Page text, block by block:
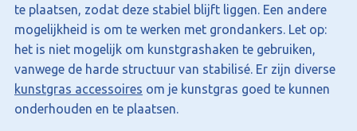
te plaatsen, zodat deze stabiel blijft liggen. Een andere
mogelijkheid is om te werken met grondankers. Let op:
het is niet mogelijk om kunstgrashaken te gebruiken,
vanwege de harde structuur van stabilisé. Er zijn diverse
kunstgras accessoires om je kunstgras goed te kunnen
onderhouden en te plaatsen.